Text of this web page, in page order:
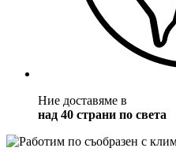
Ние доставяме в
над 40 страни по света